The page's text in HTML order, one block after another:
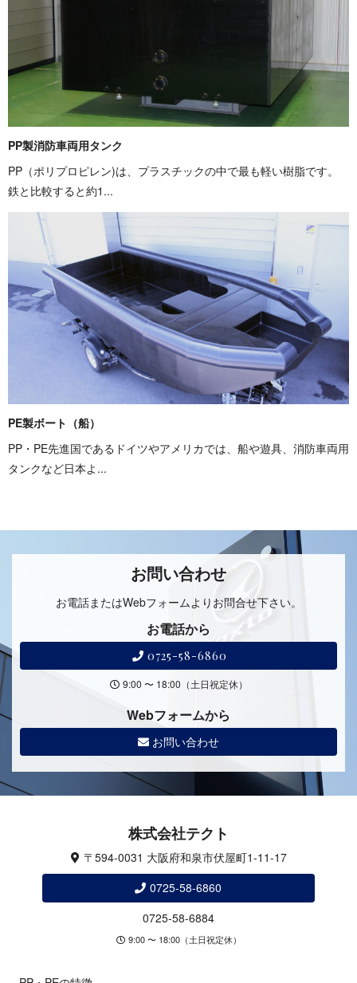
PP製消防車両用タンク
PP（ポリプロピレン)は、プラスチックの中で最も軽い樹脂です。
鉄と比較すると約1...
PE製ボート（船）
PP・PE先進国であるドイツやアメリカでは、船や遊具、消防車両用
タンクなど日本よ...
お問い合わせ
お電話またはWebフォームよりお問合せ下さい。
お電話から
0725-58-6860
9:00 〜 18:00（土日祝定休）
Webフォームから
お問い合わせ
株式会社テクト
〒594-0031 大阪府和泉市伏屋町1-11-17
0725-58-6860
0725-58-6884
9:00 〜 18:00（土日祝定休）